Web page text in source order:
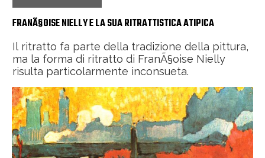
FRANÃ§OISE NIELLY E LA SUA RITRATTISTICA ATIPICA
Il ritratto fa parte della tradizione della pittura,
ma la forma di ritratto di FranÃ§oise Nielly
risulta particolarmente inconsueta.